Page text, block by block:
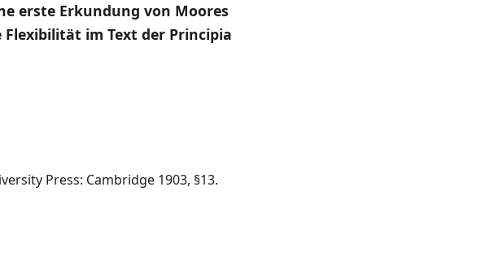
erste Erkundung von Moores
im Text der Principia
Press: Cambridge 1903, §13.